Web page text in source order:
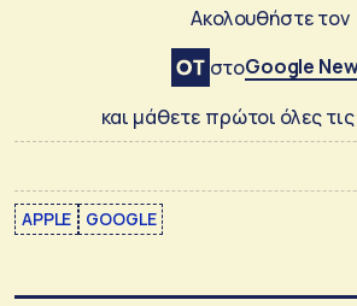
Ακολουθήστε τον
στοGoogle
και μάθετε πρώτοι όλες
APPLE GOOGLE